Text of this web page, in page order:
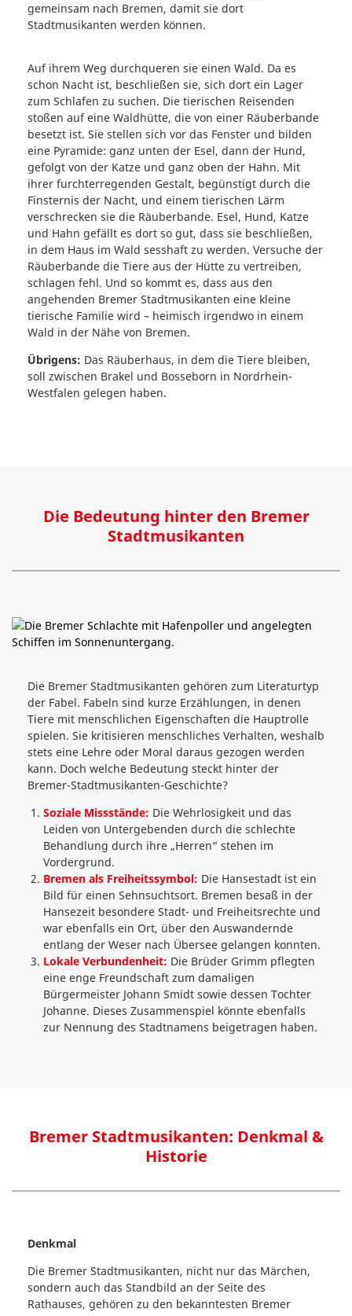
gemeinsam nach Bremen, damit sie dort
Stadtmusikanten werden können.
Auf ihrem Weg durchqueren sie einen Wald. Da es
schon Nacht ist, beschließen sie, sich dort ein Lager
zum Schlafen zu suchen. Die tierischen Reisenden
stoßen auf eine Waldhütte, die von einer Räuberbande
besetzt ist. Sie stellen sich vor das Fenster und bilden
eine Pyramide: ganz unten der Esel, dann der Hund,
gefolgt von der Katze und ganz oben der Hahn. Mit
ihrer furchterregenden Gestalt, begünstigt durch die
Finsternis der Nacht, und einem tierischen Lärm
verschrecken sie die Räuberbande. Esel, Hund, Katze
und Hahn gefällt es dort so gut, dass sie beschließen,
in dem Haus im Wald sesshaft zu werden. Versuche der
Räuberbande die Tiere aus der Hütte zu vertreiben,
schlagen fehl. Und so kommt es, dass aus den
angehenden Bremer Stadtmusikanten eine kleine
tierische Familie wird – heimisch irgendwo in einem
Wald in der Nähe von Bremen.
Übrigens: Das Räuberhaus, in dem die Tiere bleiben,
soll zwischen Brakel und Bosseborn in Nordrhein-
Westfalen gelegen haben.
Die Bedeutung hinter den Bremer
Stadtmusikanten
Die Bremer Stadtmusikanten gehören zum Literaturtyp
der Fabel. Fabeln sind kurze Erzählungen, in denen
Tiere mit menschlichen Eigenschaften die Hauptrolle
spielen. Sie kritisieren menschliches Verhalten, weshalb
stets eine Lehre oder Moral daraus gezogen werden
kann. Doch welche Bedeutung steckt hinter der
Bremer-Stadtmusikanten-Geschichte?
Soziale Missstände: Die Wehrlosigkeit und das
Leiden von Untergebenden durch die schlechte
Behandlung durch ihre „Herren“ stehen im
Vordergrund.
Bremen als Freiheitssymbol: Die Hansestadt ist ein
Bild für einen Sehnsuchtsort. Bremen besaß in der
Hansezeit besondere Stadt- und Freiheitsrechte und
war ebenfalls ein Ort, über den Auswandernde
entlang der Weser nach Übersee gelangen konnten.
Lokale Verbundenheit: Die Brüder Grimm pflegten
eine enge Freundschaft zum damaligen
Bürgermeister Johann Smidt sowie dessen Tochter
Johanne. Dieses Zusammenspiel könnte ebenfalls
zur Nennung des Stadtnamens beigetragen haben.
Bremer Stadtmusikanten: Denkmal &
Historie
Denkmal
Die Bremer Stadtmusikanten, nicht nur das Märchen,
sondern auch das Standbild an der Seite des
Rathauses, gehören zu den bekanntesten Bremer